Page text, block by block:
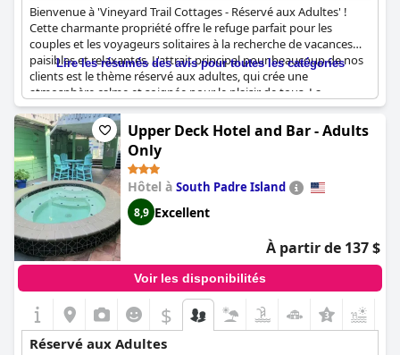
Bienvenue à 'Vineyard Trail Cottages - Réservé aux Adultes' !
Cette charmante propriété offre le refuge parfait pour les
couples et les voyageurs solitaires à la recherche de vacances
paisibles et relaxantes. L'attrait principal pour beaucoup de nos
clients est le thème réservé aux adultes, qui crée une
atmosphère calme et soignée pour le plaisir de tous. La
propriété est fermée par un portail, assurant un séjour sûr. Nos
clients adorent les espaces intérieurs et extérieurs spacieux,
parfaits pour passer du temps avec quelqu'un de spécial. Sans
enfants aux alentours, vous pouvez vraiment vous détendre et
embrasser la tranquillité des vignobles. Certains clients ont
même souhaité que les enfants soient autorisés à séjourner
également ! Néanmoins, aucun de nos clients n'a mentionné de
perturbations pendant leur séjour. Venez découvrir la beauté et
la tranquillité de 'Vineyard Trail Cottages - Réservé aux Adultes'.
Lire les résumés des avis pour toutes les catégories
Upper Deck Hotel and Bar - Adults
Only
Hôtel à South Padre Island
8,9 Excellent
À partir de 137 $
Voir les disponibilités
$
Réservé aux Adultes